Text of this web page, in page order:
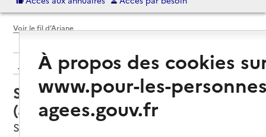
Voir le fil d’Ariane
Retour aux résultats de l'annuaire
Service autonomie à domicile
(aide) – ADMR
Saint-Martin-d'Uriage, ISERE
À propos des cookies
www.pour-les-
agees.gouv.fr